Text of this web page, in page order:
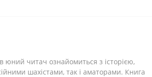
читач ознайомиться з історією,
шахістами, так і аматорами. Книга